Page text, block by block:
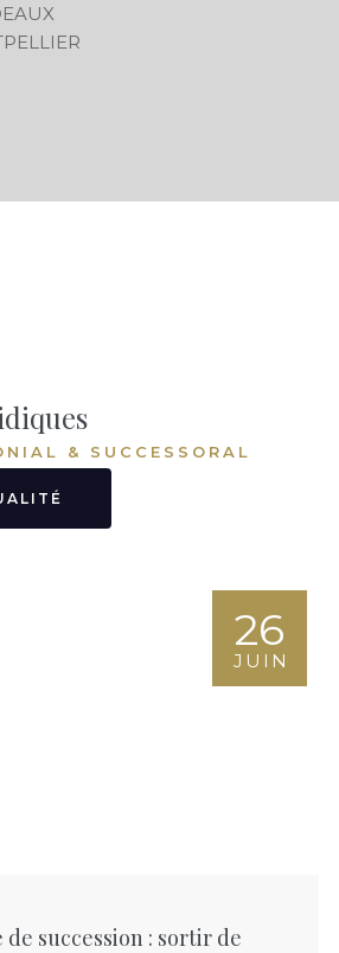
& SUCCESSORAL
26
JUIN
de succession : sortir de